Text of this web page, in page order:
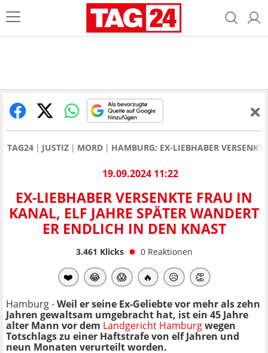
TAG24 JUSTIZ MORD HAMBURG: EX-LIEBHABER
19.09.2024 11:22
EX-LIEBHABER VERSENKTE FRAU IN
KANAL, ELF JAHRE SPÄTER WANDERT
ER ENDLICH IN DEN KNAST
3.461 Klicks 0 Reaktionen
❤️ 😂 😱 🔥 😥 👏
Hamburg -Weil er seine Ex-Geliebte vor mehr als zehn
Jahren gewaltsam umgebracht hat, ist ein 45 Jahre
alter Mann vor dem Landgericht Hamburgwegen
Totschlags zu einer Haftstrafe von elf Jahren und
neun Monaten verurteilt worden.